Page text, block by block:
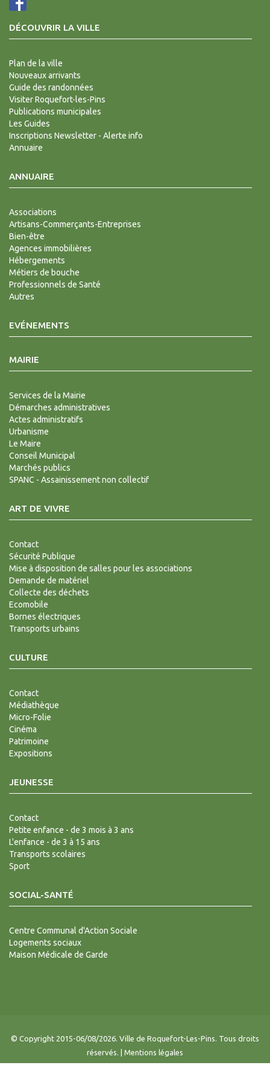
DÉCOUVRIR LA VILLE
Plan de la ville
Nouveaux arrivants
Guide des randonnées
Visiter Roquefort-les-Pins
Publications municipales
Les Guides
Inscriptions Newsletter - Alerte info
Annuaire
ANNUAIRE
Associations
Artisans-Commerçants-Entreprises
Bien-être
Agences immobilières
Hébergements
Métiers de bouche
Professionnels de Santé
Autres
EVÉNEMENTS
MAIRIE
Services de la Mairie
Démarches administratives
Actes administratifs
Urbanisme
Le Maire
Conseil Municipal
Marchés publics
SPANC - Assainissement non collectif
ART DE VIVRE
Contact
Sécurité Publique
Mise à disposition de salles pour les associations
Demande de matériel
Collecte des déchets
Ecomobile
Bornes électriques
Transports urbains
CULTURE
Contact
Médiathèque
Micro-Folie
Cinéma
Patrimoine
Expositions
JEUNESSE
Contact
Petite enfance - de 3 mois à 3 ans
L'enfance - de 3 à 15 ans
Transports scolaires
Sport
SOCIAL-SANTÉ
Centre Communal d'Action Sociale
Logements sociaux
Maison Médicale de Garde
© Copyright 2015-06/08/2026. Ville de Roquefort-Les-Pins. Tous droits
réservés. | Mentions légales